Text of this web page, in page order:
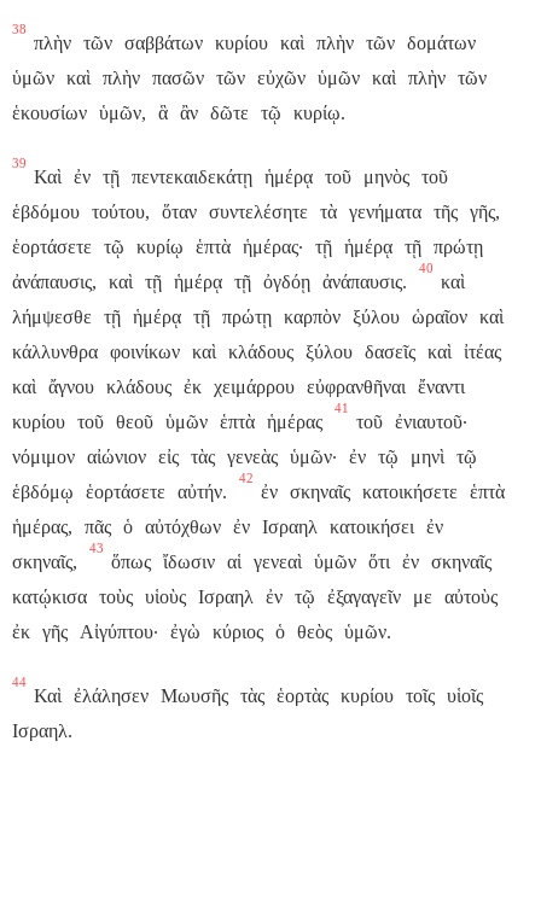
38
πλὴν τῶν σαββάτων κυρίου καὶ πλὴν τῶν δομάτων
ὑμῶν καὶ πλὴν πασῶν τῶν εὐχῶν ὑμῶν καὶ πλὴν τῶν
ἑκουσίων ὑμῶν, ἃ ἂν δῶτε τῷ κυρίῳ.
39
Καὶ ἐν τῇ πεντεκαιδεκάτῃ ἡμέρᾳ τοῦ μηνὸς τοῦ
ἑβδόμου τούτου, ὅταν συντελέσητε τὰ γενήματα τῆς γῆς,
ἑορτάσετε
τῷ κυρίῳ ἑπτὰ ἡμέρας· τῇ ἡμέρᾳ τῇ πρώτῃ
ἀνάπαυσις,
καὶ τῇ ἡμέρᾳ τῇ ὀγδόῃ ἀνάπαυσις.
40
καὶ
λήμψεσθε
τῇ ἡμέρᾳ τῇ πρώτῃ καρπὸν ξύλου ὡραῖον καὶ
κάλλυνθρα φοινίκων καὶ κλάδους ξύλου δασεῖς καὶ
ἰτέας
καὶ
ἄγνου κλάδους ἐκ χειμάρρου εὐφρανθῆναι
ἔναντι
κυρίου τοῦ θεοῦ ὑμῶν ἑπτὰ ἡμέρας
41
τοῦ ἐνιαυτοῦ·
νόμιμον αἰώνιον εἰς τὰς γενεὰς ὑμῶν· ἐν τῷ μηνὶ
τῷ
ἑβδόμῳ
ἑορτάσετε αὐτήν.
42
ἐν σκηναῖς κατοικήσετε
ἑπτὰ
ἡμέρας,
πᾶς ὁ αὐτόχθων ἐν Ισραηλ κατοικήσει
ἐν
σκηναῖς,
43
ὅπως ἴδωσιν αἱ γενεαὶ ὑμῶν ὅτι ἐν σκηναῖς
κατῴκισα τοὺς υἱοὺς Ισραηλ ἐν τῷ ἐξαγαγεῖν με
αὐτοὺς
ἐκ γῆς Αἰγύπτου· ἐγὼ κύριος ὁ θεὸς ὑμῶν.
44
Καὶ ἐλάλησεν Μωυσῆς τὰς ἑορτὰς κυρίου τοῖς υἱοῖς
Ισραηλ.